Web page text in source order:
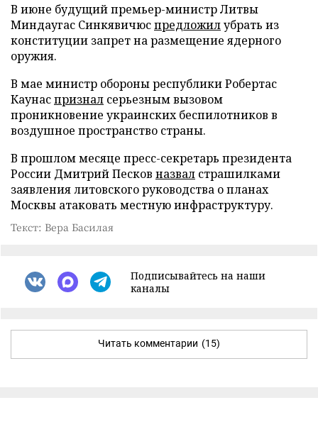
В июне будущий премьер-министр Литвы
Миндаугас Синкявичюспредложилубрать из
конституции запрет на размещение ядерного
оружия.
В мае министр обороны республики Робертас
Каунаспризнал серьезным вызовом
проникновение украинских беспилотников в
воздушное пространство страны.
В прошлом месяце пресс-секретарь президента
России Дмитрий Песков назвал страшилками
заявления литовского руководства о планах
Москвы атаковать местную инфраструктуру.
Текст: Вера Басилая
Подписывайтесь на наши
каналы
Читать комментарии (15)